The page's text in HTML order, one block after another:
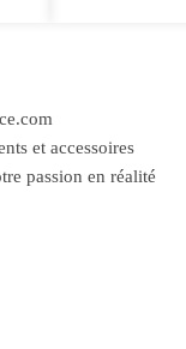
et accessoires
passion en réalité